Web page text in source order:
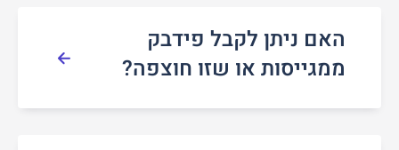
האם ניתן לקבל פידבק
ממגייסות או שזו חוצפה?